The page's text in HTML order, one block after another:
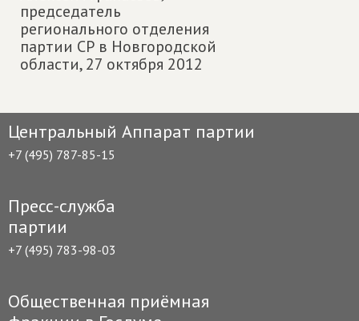
председатель
регионального отделения
партии СР в Новгородской
области,27 октября 2012
Центральный Аппарат партии
+7 (495) 787-85-15
Пресс-служба
партии
+7 (495) 783-98-03
Общественная приёмная